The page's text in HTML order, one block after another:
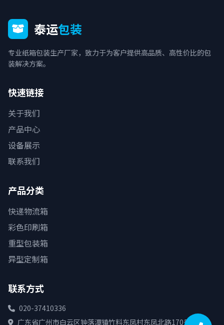
泰运包装
专业纸箱包装生产厂家，致力于为客户提供高品质、高性价比的包
装解决方案。
快速链接
关于我们
产品中心
设备展示
联系我们
产品分类
快递物流箱
彩色印刷箱
重型包装箱
异型定制箱
联系方式
020-37410336
广东省广州市白云区钟落潭镇竹料东凤村东凤北路170号